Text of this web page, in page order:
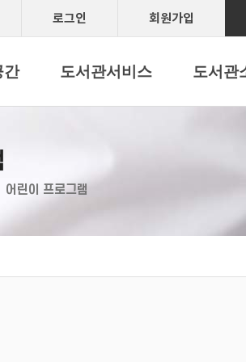
로그인 회원가입
간 도서관서비스 도서관
어린이 프로그램